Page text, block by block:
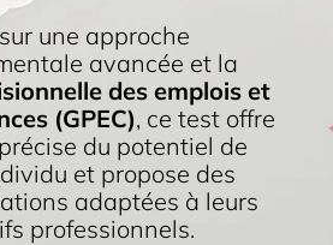
une approche
avancée et la
des emplois et
(GPEC), ce test offre
du potentiel de
et propose des
adaptées à leurs
professionnels.